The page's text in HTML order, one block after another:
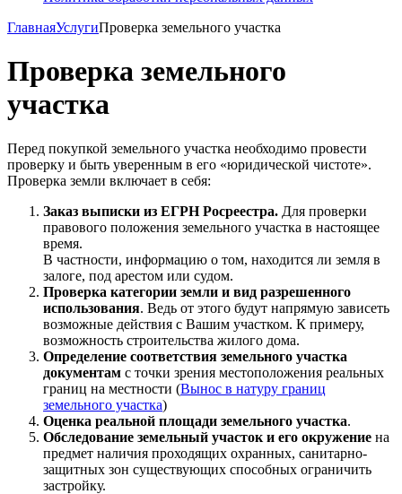
ГлавнаяУслугиПроверка земельного участка
Проверка земельного
участка
Перед покупкой земельного участка необходимо провести
проверку и быть уверенным в его «юридической чистоте».
Проверка земли включает в себя:
Заказ выписки из ЕГРН Росреестра. Для проверки
правового положения земельного участка в настоящее
время.
В частности, информацию о том, находится ли земля в
залоге, под арестом или судом.
Проверка категории земли и вид разрешенного
использования. Ведь от этого будут напрямую зависеть
возможные действия с Вашим участком. К примеру,
возможность строительства жилого дома.
Определение соответствия земельного участка
документам с точки зрения местоположения реальных
границ на местности (Вынос в натуру границ
земельного участка)
Оценка реальной площади земельного участка.
Обследование земельный участок и его окружение на
предмет наличия проходящих охранных, санитарно-
защитных зон существующих способных ограничить
застройку.